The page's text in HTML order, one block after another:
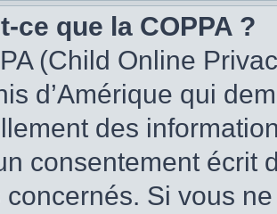
ce que la COPPA ?
(Child Online
d’Amérique qui
des
consentement écrit
concernés. Si vous